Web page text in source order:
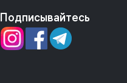
Подписывайтесь